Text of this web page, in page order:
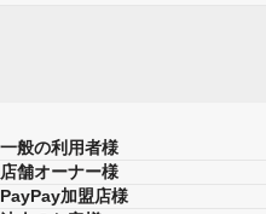
一般の利用者様
店舗オーナー様
PayPay加盟店様